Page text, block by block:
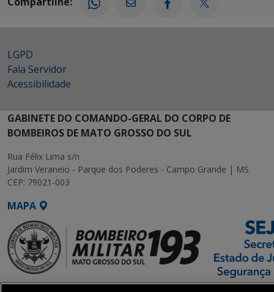
LGPD
Fala Servidor
Acessibilidade
GABINETE DO COMANDO-GERAL DO CORPO DE
BOMBEIROS DE MATO GROSSO DO SUL
Rua Félix Lima s/n
Jardim Veraneio - Parque dos Poderes - Campo Grande | MS
CEP: 79021-003
MAPA